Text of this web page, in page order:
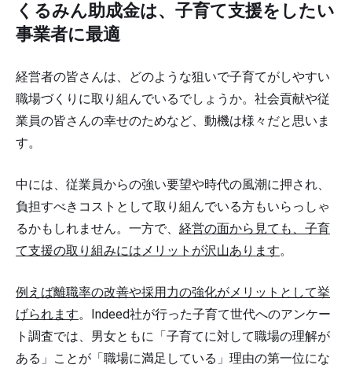
くるみん助成金は、子育て支援をしたい
事業者に最適
経営者の皆さんは、どのような狙いで子育てがしやすい
職場づくりに取り組んでいるでしょうか。社会貢献や従
業員の皆さんの幸せのためなど、動機は様々だと思いま
す。
中には、従業員からの強い要望や時代の風潮に押され、
負担すべきコストとして取り組んでいる方もいらっしゃ
るかもしれません。一方で、 経営の面から見ても、子育
て支援の取り組みにはメリットが沢山あります。
例えば離職率の改善や採用力の強化がメリットとして挙
げられます。Indeed社が行った子育て世代へのアンケー
ト調査では、男女ともに「子育てに対して職場の理解が
ある」ことが「職場に満足している」理由の第一位にな